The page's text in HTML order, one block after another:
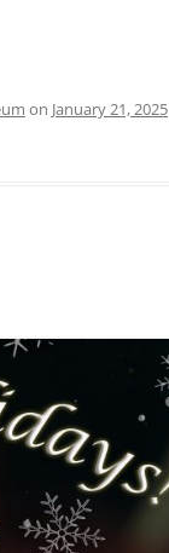
on January 21, 2025